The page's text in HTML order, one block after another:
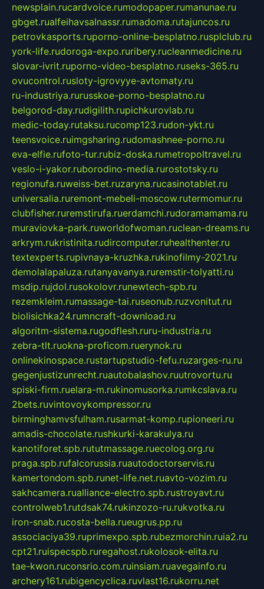
newsplain.rucardvoice.rumodopaper.rumanunae.ru
gbget.rualfeihavsalnassr.rumadoma.rutajuncos.ru
petrovkasports.ruporno-online-besplatno.rusplclub.ru
york-life.rudoroga-expo.ruribery.rucleanmedicine.ru
slovar-ivrit.ruporno-video-besplatno.ruseks-365.ru
ovucontrol.rusloty-igrovyye-avtomaty.ru
ru-industriya.rurusskoe-porno-besplatno.ru
belgorod-day.rudigilith.rupichkurovlab.ru
medic-today.rutaksu.rucomp123.rudon-ykt.ru
teensvoice.ruimgsharing.rudomashnee-porno.ru
eva-elfie.rufoto-tur.rubiz-doska.rumetropoltravel.ru
veslo-i-yakor.ruborodino-media.rurostotsky.ru
regionufa.ruweiss-bet.ruzaryna.rucasinotablet.ru
universalia.ruremont-mebeli-moscow.rutermomur.ru
clubfisher.ruremstirufa.ruerdamchi.rudoramamama.ru
muraviovka-park.ruworldofwoman.ruclean-dreams.ru
arkrym.rukristinita.rudircomputer.ruhealthenter.ru
textexperts.rupivnaya-kruzhka.rukinofilmy-2021.ru
demolalapaluza.rutanyavanya.ruremstir-tolyatti.ru
msdip.rujdol.rusokolovr.runewtech-spb.ru
rezemkleim.rumassage-tai.ruseonub.ruzvonitut.ru
biolisichka24.rumncraft-download.ru
algoritm-sistema.rugodflesh.ruru-industria.ru
zebra-tlt.ruokna-proficom.ruerynok.ru
onlinekinospace.rustartupstudio-fefu.ruzarges-ru.ru
gegenjustizunrecht.ruautobalashov.ruutrovortu.ru
spiski-firm.ruelara-m.rukinomusorka.rumkcslava.ru
2bets.ruvintovoykompressor.ru
birminghamvsfulham.rusarmat-komp.rupioneeri.ru
amadis-chocolate.rushkurki-karakulya.ru
kanotiforet.spb.rututmassage.ruecolog.org.ru
praga.spb.rufalcorussia.ruautodoctorservis.ru
kamertondom.spb.runet-life.net.ruavto-vozim.ru
sakhcamera.rualliance-electro.spb.rustroyavt.ru
controlweb1.rutdsak74.rukinzozo-ru.rukvotka.ru
iron-snab.rucosta-bella.rueugrus.pp.ru
associaciya39.ruprimexpo.spb.rubezmorchin.ruia2.ru
cpt21.ruispecspb.ruregahost.rukolosok-elita.ru
tae-kwon.ruconsrio.com.ruinsiam.ruavegainfo.ru
archery161.rubigencyclica.ruvlast16.rukorru.net